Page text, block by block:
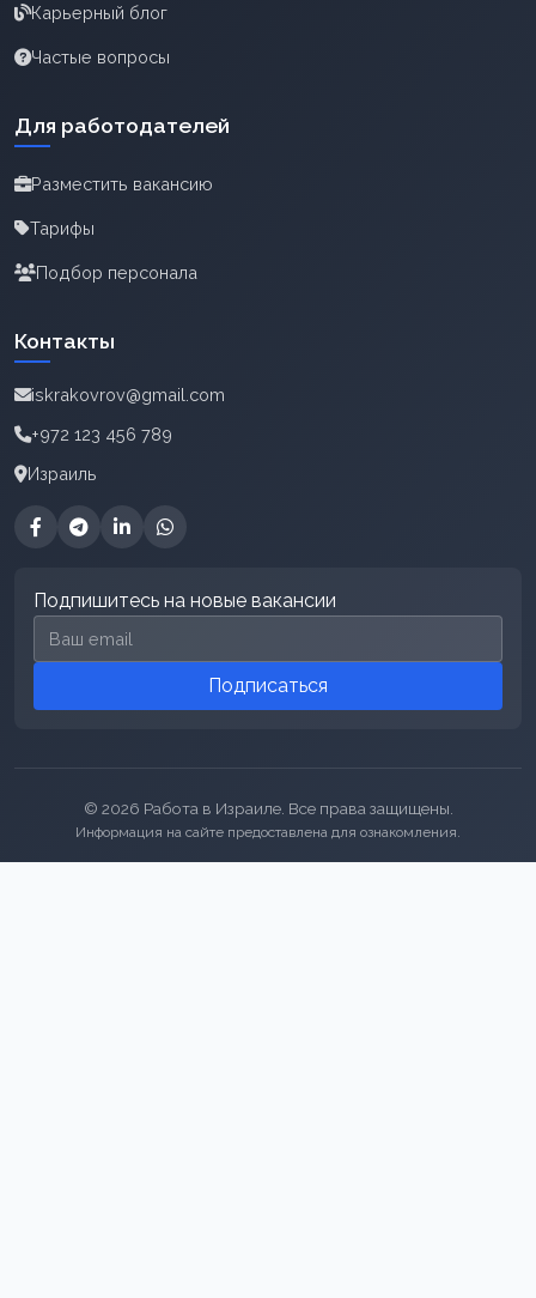
Карьерный блог
Частые вопросы
Для работодателей
Разместить вакансию
Тарифы
Подбор персонала
Контакты
iskrakovrov@gmail.com
+972 123 456 789
Израиль
Подпишитесь на новые вакансии
Email для подписки
Подписаться
© 2026 Работа в Израиле. Все права защищены.
Информация на сайте предоставлена для ознакомления.